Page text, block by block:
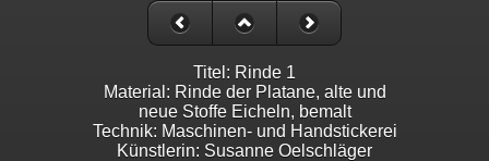
Titel: Rinde 1
Material: Rinde der Platane, alte und
neue Stoffe Eicheln, bemalt
Technik: Maschinen- und Handstickerei
Künstlerin: Susanne Oelschläger